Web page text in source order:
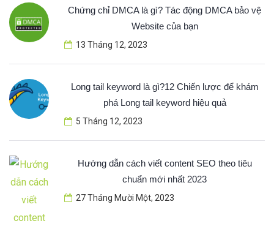
Chứng chỉ DMCA là gì? Tác động DMCA bảo vệ
Website của bạn
13 Tháng 12, 2023
Long tail keyword là gì?12 Chiến lược để khám
phá Long tail keyword hiệu quả
5 Tháng 12, 2023
Hướng dẫn cách viết content SEO theo tiêu
chuẩn mới nhất 2023
27 Tháng Mười Một, 2023